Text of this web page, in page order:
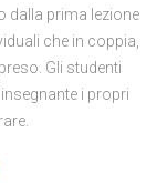
dalla prima lezione
che in coppia,
Gli studenti
i propri